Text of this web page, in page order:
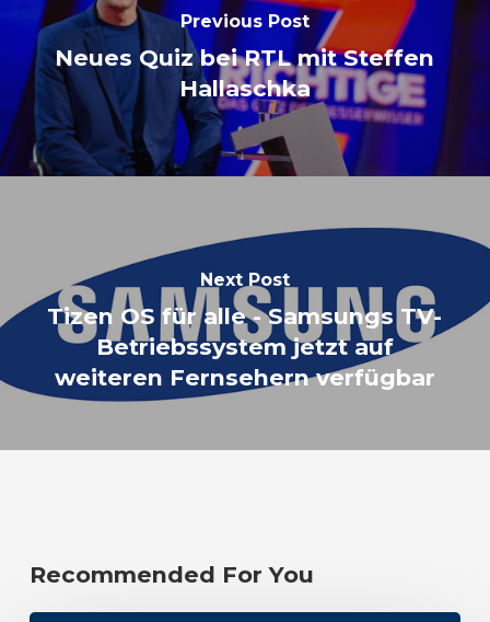
Previous Post
Neues Quiz bei RTL mit Steffen
Hallaschka
Next Post
Tizen OS für alle - Samsungs TV-
Betriebssystem jetzt auf
weiteren Fernsehern verfügbar
Recommended For You